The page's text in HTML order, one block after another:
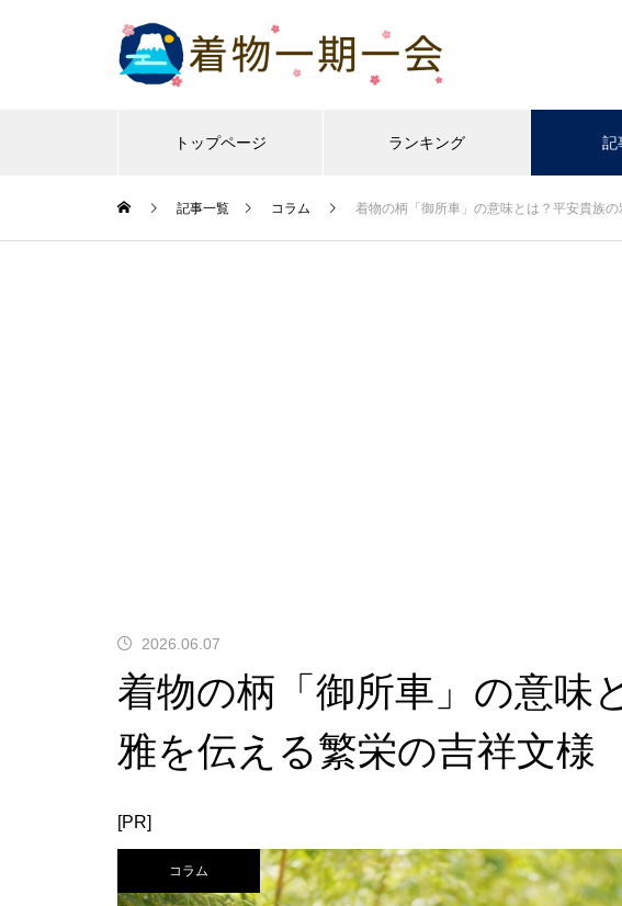
トップページ ランキング 記
記事一覧 コラム 着物の柄「御所車」の意味とは？平安貴族
2026.06.07
着物の柄「御所車」の意味
雅を伝える繁栄の吉祥文様
[PR]
コラム